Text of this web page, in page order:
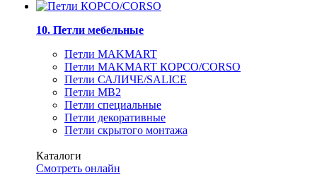
10. Петли мебельные
Петли MAKMART
Петли MAKMART КОРСО/CORSO
Петли САЛИЧЕ/SALICE
Петли MB2
Петли специальные
Петли декоративные
Петли скрытого монтажа
Каталоги
Смотреть онлайн